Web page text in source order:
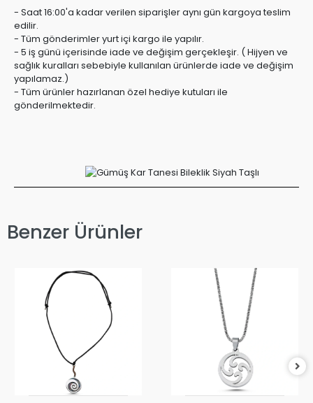
- Saat 16:00'a kadar verilen siparişler aynı gün kargoya teslim
edilir.
- Tüm gönderimler yurt içi kargo ile yapılır.
- 5 iş günü içerisinde iade ve değişim gerçekleşir. ( Hijyen ve
sağlık kuralları sebebiyle kullanılan ürünlerde iade ve değişim
yapılamaz.)
- Tüm ürünler hazırlanan özel hediye kutuları ile
gönderilmektedir.
Benzer Ürünler